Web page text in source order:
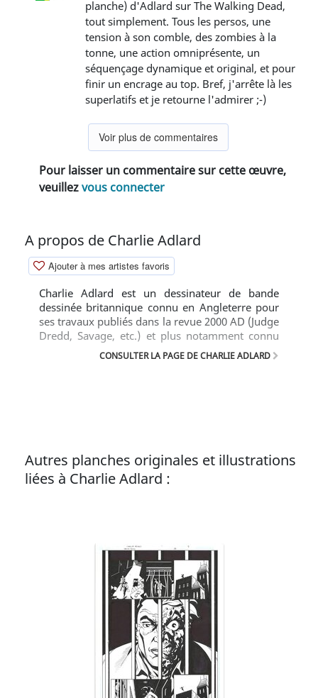
planche) d'Adlard sur The Walking Dead,
tout simplement. Tous les persos, une
tension à son comble, des zombies à la
tonne, une action omniprésente, un
séquençage dynamique et original, et pour
finir un encrage au top. Bref, j'arrête là les
superlatifs et je retourne l'admirer ;-)
Voir plus de commentaires
Pour laisser un commentaire sur cette œuvre,
veuillezvous connecter
A propos de Charlie Adlard
Ajouter à mes artistes favoris
Charlie Adlard est un dessinateur de bande
dessinée britannique connu en Angleterre pour
ses travaux publiés dans la revue 2000 AD (Judge
Dredd, Savage, etc.) et plus notamment connu
pour avoir succédé à Tony Moore au dessin sur
la série The Walking Dead.
CONSULTER LA PAGE DE CHARLIE ADLARD
Autres planches originales et illustrations
liées à Charlie Adlard :